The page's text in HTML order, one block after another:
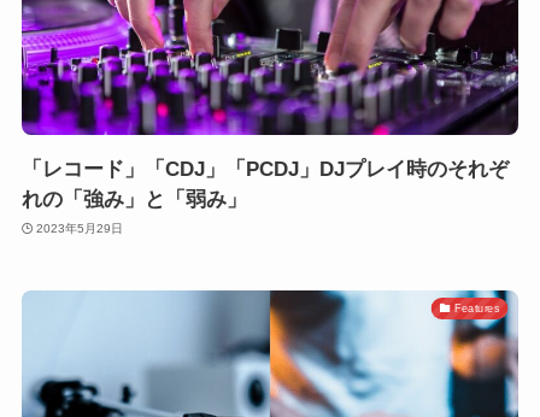
「レコード」「CDJ」「PCDJ」DJプレイ時のそれぞ
れの「強み」と「弱み」
2023年5月29日
Features